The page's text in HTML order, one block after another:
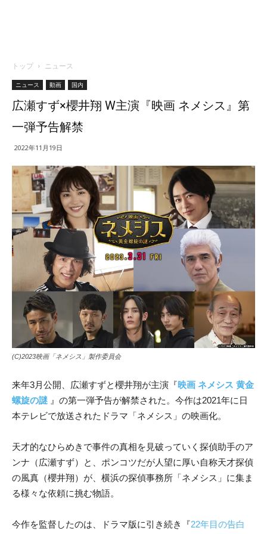
トップ ニュース
ニュース 動画 国内
広瀬すず×櫻井翔 W主演『映画 ネメシス』第
一弾予告解禁
2022年11月19日
(C)2023映画「ネメシス」製作委員会
来年3月公開、広瀬すずと櫻井翔が主演『映画 ネメシス 黄金
螺旋の謎 』の第一弾予告が解禁された。今作は2021年に日
本テレビで放送されたドラマ「ネメシス」の映画化。
天才的なひらめきで事件の真相を見破っていく探偵助手のア
ンナ（広瀬すず）と、ポンコツだが人望に厚い自称天才探偵
の風真（櫻井翔）が、横浜の探偵事務所「ネメシス」に集ま
る様々な依頼に挑む物語。
今作を監督したのは、ドラマ版に引き続き『22年目の告白